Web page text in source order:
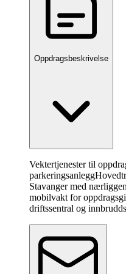
Oppdragsbeskrivelse
Vektertjenester til
parkeringsanlegg
Stavanger med
mobilvakt for
driftssentral og